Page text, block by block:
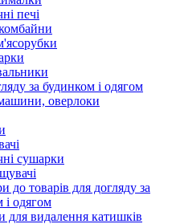
печі
за будинком і одягом
оверлоки
сушарки
до товарів для догляду за
і одягом
видалення катишків